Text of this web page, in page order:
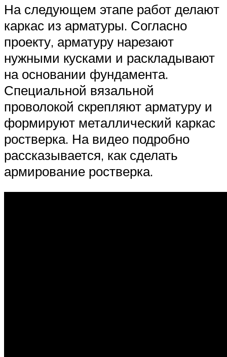
На следующем этапе работ делают
каркас из арматуры. Согласно
проекту, арматуру нарезают
нужными кусками и раскладывают
на основании фундамента.
Специальной вязальной
проволокой скрепляют арматуру и
формируют металлический каркас
ростверка. На видео подробно
рассказывается, как сделать
армирование ростверка.